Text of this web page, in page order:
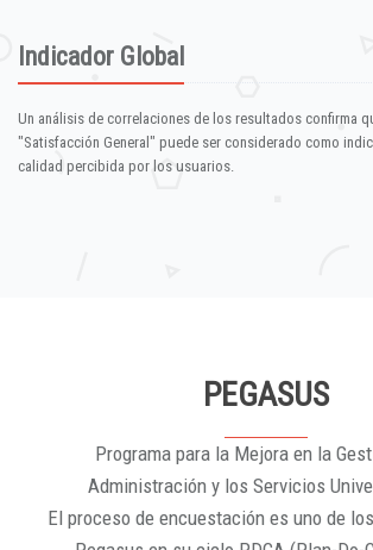
Indicador Global
Un análisis de correlaciones de los resultados confirma
"Satisfacción General" puede ser considerado como
calidad percibida por los usuarios.
PEGASUS
Programa para la Mejora en la
Administración y los Servicios
El proceso de encuestación es uno de